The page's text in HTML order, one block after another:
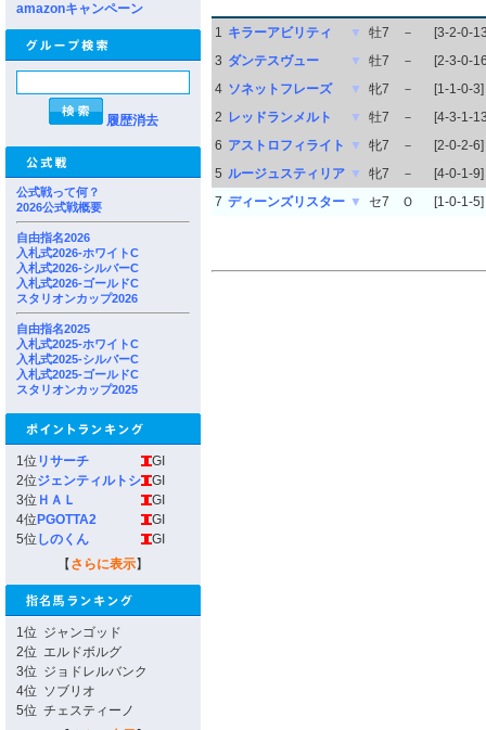
amazonキャンペーン
履歴消去
公式戦って何？
2026公式戦概要
自由指名2026
入札式2026-ホワイトC
入札式2026-シルバーC
入札式2026-ゴールドC
スタリオンカップ2026
自由指名2025
入札式2025-ホワイトC
入札式2025-シルバーC
入札式2025-ゴールドC
スタリオンカップ2025
1位 リサーチ
GI
2位ジェンティルトシ
GI
3位 ＨＡＬ
GI
4位 PGOTTA2
GI
5位 しのくん
GI
【 さらに表示】
1位 ジャンゴッド
2位 エルドボルグ
3位 ジョドレルバンク
4位 ソブリオ
5位 チェスティーノ
1 キラーアビリティ ▼ 牡7 －
[3-2-0-
3 ダンテスヴュー ▼ 牡7 －
[2-3-0-
4 ソネットフレーズ ▼ 牝7 －
[1-1-0-3]
2 レッドランメルト ▼ 牡7 －
[4-3-1-
6 アストロフィライト ▼ 牝7 －
[2-0-2-6]
5 ルージュスティリア ▼ 牝7 －
[4-0-1-9]
7 ディーンズリスター ▼ セ7 Ｏ [1-0-1-5]